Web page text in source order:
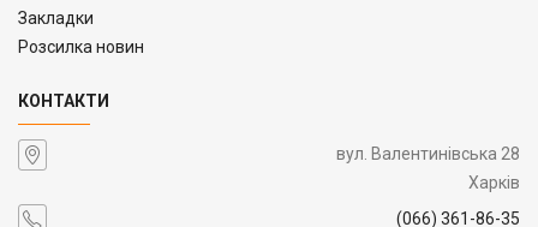
Закладки
Розсилка новин
КОНТАКТИ
вул. Валентинівська 28
Харків
(066) 361-86-35